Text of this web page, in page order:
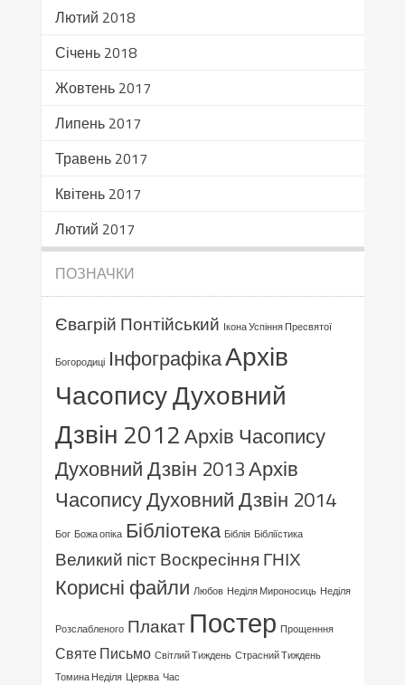
Лютий 2018
Січень 2018
Жовтень 2017
Липень 2017
Травень 2017
Квітень 2017
Лютий 2017
ПОЗНАЧКИ
Євагрій Понтійський Ікона Успіння Пресвятої
Богородиці ІнфографікаАрхів
Часопису Духовний
Дзвін 2012Архів Часопису
Духовний Дзвін 2013Архів
Часопису Духовний Дзвін 2014
Бог Божа опіка Бібліотека Біблія Бібліїстика
Великий пістВоскресіння ГНІХ
Корисні файли Любов Неділя Мироносиць Неділя
Розслабленого Плакат Постер Прощенння
Святе Письмо Світлий Тиждень Страсний Тиждень
Томина Неділя Церква Час